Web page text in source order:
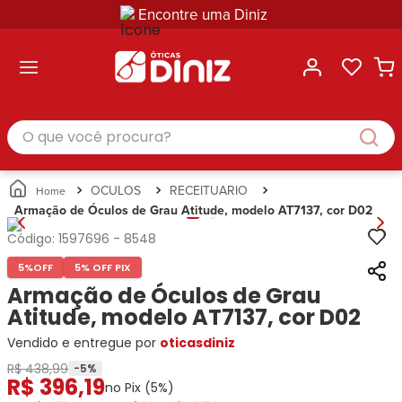
Encontre uma Diniz
Masculino
Feminino
Infantil
Unissex
Busque
Por
Marcas
Ana
Hickmann
Bulget
Miu-
Miu
Guess
Lacoste
Categorias
Masculino
Feminino
Infantil
Unissex
Busque
Por
Marcas
Ray-
Ban
Prada
Ana
Hickmann
Tecnol
Correntes
para
Óculos
Estojos
para
Óculos
Soluções
e
Cuidados
Busque
Ray-
Ban
Armani
Exchange
Tommy
Hilfiger
Ana
Hickmann
Guess
Speedo
Categoria
Armações
de Óculos
Óculos
de Sol
para
Óculos
para
Óculos
Gênero
Masculino
Feminino
O que você procura?
OCULOS
RECEITUARIO
Armação de Óculos de Grau Atitude, modelo AT7137, cor D02
Código: 1597696 - 8548
5%OFF 5% OFF PIX
Armação de Óculos de Grau
Atitude, modelo AT7137, cor D02
Vendido e entregue por oticasdiniz
R$ 438,99 -5%
R$ 396,19no Pix (5%)